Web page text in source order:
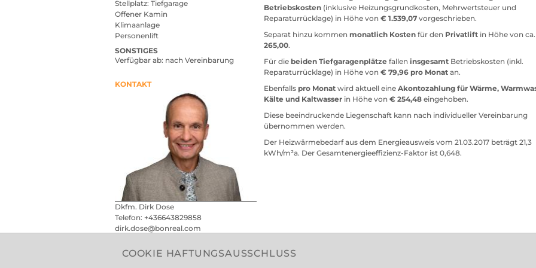
Betriebskosten (inklusive Heizungsgrundkosten, Mehrwertsteuer und
Reparaturrücklage) in Höhe von€ 1.539,07 vorgeschrieben.
Separat hinzu kommen monatlich Kosten für den Privatlift in Höhe von
265,00.
Für die beiden Tiefgaragenplätzefallen insgesamt Betriebskosten (inkl.
Reparaturrücklage) in Höhe von€ 79,96 pro Monatan.
Ebenfalls pro Monat wird aktuell eineAkontozahlung für Wärme,
Kälte und Kaltwasser in Höhe von€ 254,48 eingehoben.
Diese beeindruckende Liegenschaft kann nach individueller Vereinbarung
übernommen werden.
Der Heizwärmebedarf aus dem Energieausweis vom 21.03.2017 beträgt 21,3
kWh/m²a. Der Gesamtenergieeffizienz-Faktor ist 0,648.
Stellplatz Tiefgarage
Offener Kamin
Klimaanlage
Personenlift
SONSTIGES
Verfügbar ab nach Vereinbarung
KONTAKT
Dkfm. Dirk Dose
Telefon: +436643829858
dirk.dose@bonreal.com
SERVICES
DOKS
COOKIE HAFTUNGSAUSSCHLUSS